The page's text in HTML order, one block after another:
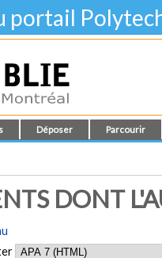
portail
Déposer Parcourir
DONT